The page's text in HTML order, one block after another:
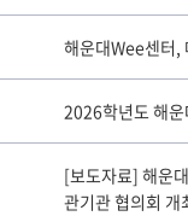
해운대Wee센터,
2026학년도 해
[보도자료] 해운
관기관 협의회 개